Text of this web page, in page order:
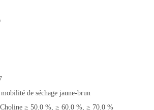
de séchage jaune-brun
≥ 50.0 %, ≥ 60.0 %, ≥ 70.0 %